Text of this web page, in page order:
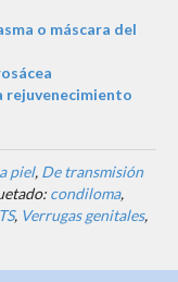
o máscara del
rejuvenecimiento
piel, De transmisión
condiloma,
, Verrugas genitales,